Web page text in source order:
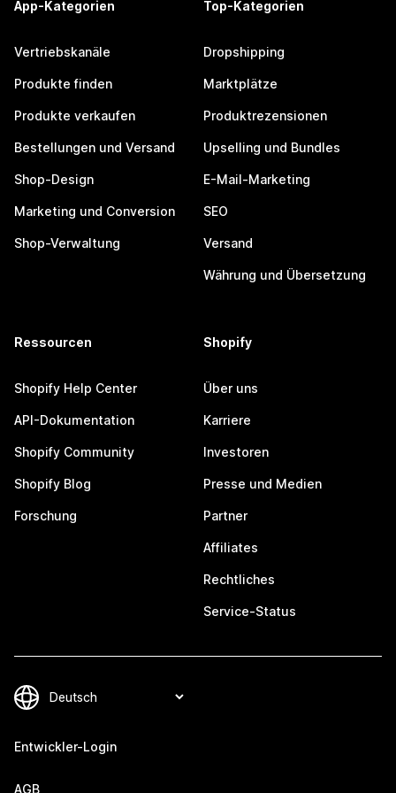
App-Kategorien
Vertriebskanäle
Produkte finden
Produkte verkaufen
Bestellungen und Versand
Shop-Design
Marketing und Conversion
Shop-Verwaltung
Top-Kategorien
Dropshipping
Marktplätze
Produktrezensionen
Upselling und Bundles
E-Mail-Marketing
SEO
Versand
Währung und Übersetzung
Ressourcen
Shopify Help Center
API-Dokumentation
Shopify Community
Shopify Blog
Forschung
Shopify
Über uns
Karriere
Investoren
Presse und Medien
Partner
Affiliates
Rechtliches
Service-Status
Entwickler-Login
AGB